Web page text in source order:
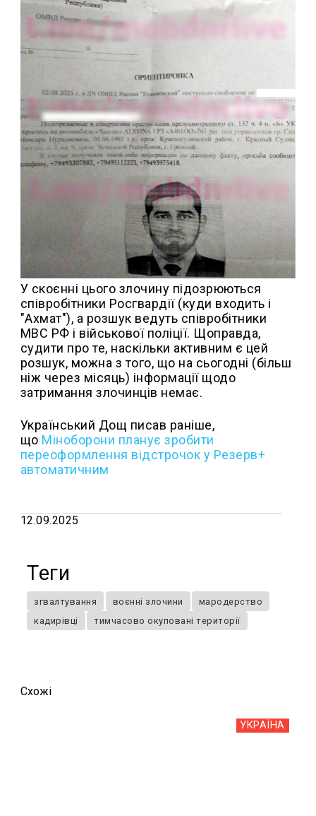
У скоєнні цього злочину підозрюються
співробітники Росгвардії (куди входить і
"Ахмат"), а розшук ведуть співробітники
МВС РФ і військової поліції. Щоправда,
судити про те, наскільки активним є цей
розшук, можна з того, що на сьогодні (більш
ніж через місяць) інформації щодо
затримання злочинців немає.
Український Дощ писав раніше,
що Міноборони планує зробити
переоформлення відстрочок у Резерв+
автоматичним
12.09.2025
Теги
згвалтування воєнні злочини
мародерство
кадирівці
тимчасово окуповані території
Схожi
УКРАЇНА